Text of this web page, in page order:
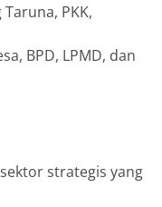
Taruna, PKK,
BPD, LPMD, dan
strategis yang